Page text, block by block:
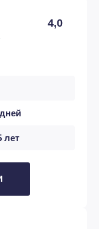
4,0
лет